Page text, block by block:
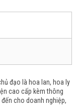
đạo là hoa lan, hoa ly
cao cấp kèm thông
cho doanh nghiệp,